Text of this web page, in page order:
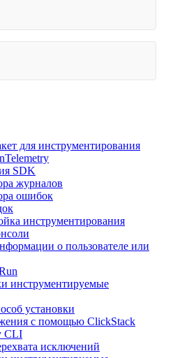
для инструментирования
SDK
журналов
ошибок
инструментирования
о пользователе или
инструментируемые
установки
с помощью ClickStack
CLI
исключений